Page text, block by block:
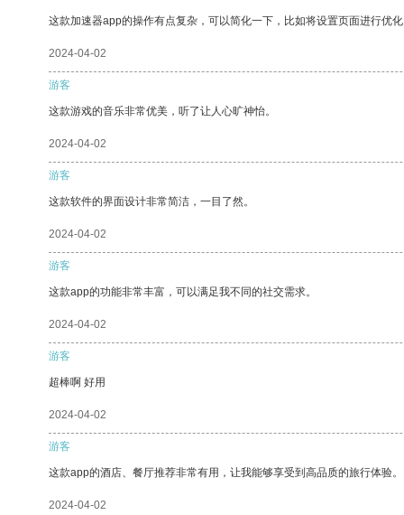
这款加速器app的操作有点复杂，可以简化一下，比如将设置页面进行优
2024-04-02
游客
这款游戏的音乐非常优美，听了让人心旷神怡。
2024-04-02
游客
这款软件的界面设计非常简洁，一目了然。
2024-04-02
游客
这款app的功能非常丰富，可以满足我不同的社交需求。
2024-04-02
游客
超棒啊 好用
2024-04-02
游客
这款app的酒店、餐厅推荐非常有用，让我能够享受到高品质的旅行体验。
2024-04-02